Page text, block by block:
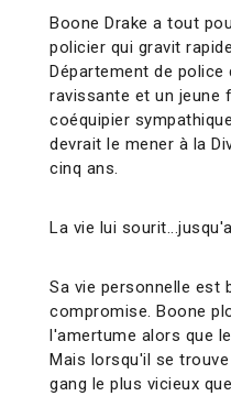
Boone Drake a tout
policier qui gravit
Département de police
ravissante et un jeune
coéquipier
devrait le mener à la
cinq ans.
La vie lui
Sa vie personnelle est
compromise. Boone
l'amertume alors que
Mais lorsqu'il se
gang le plus vicieux